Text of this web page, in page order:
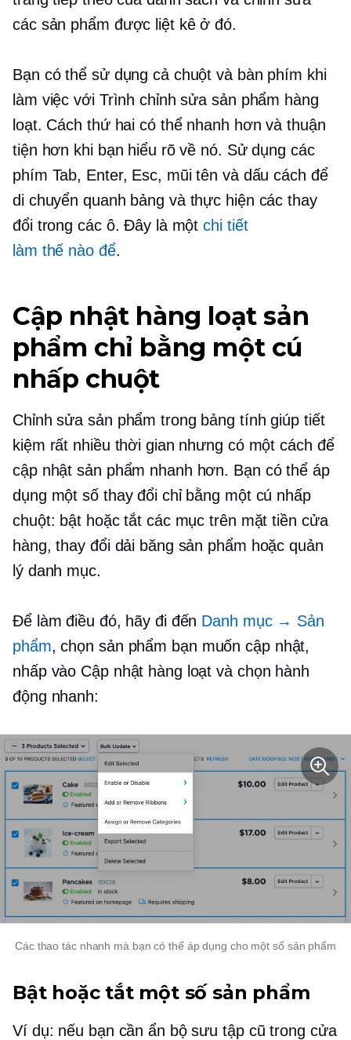
các sản phẩm được liệt kê ở đó.
Bạn có thể sử dụng cả chuột và bàn phím khi
làm việc với Trình chỉnh sửa sản phẩm hàng
loạt. Cách thứ hai có thể nhanh hơn và thuận
tiện hơn khi bạn hiểu rõ về nó. Sử dụng các
phím Tab, Enter, Esc, mũi tên và dấu cách để
di chuyển quanh bảng và thực hiện các thay
đổi trong các ô. Đây là mộtchi tiết
làm thế nào để.
Cập nhật hàng loạt sản
phẩm chỉ bằng một cú
nhấp chuột
Chỉnh sửa sản phẩm trong bảng tính giúp tiết
kiệm rất nhiều thời gian nhưng có một cách để
cập nhật sản phẩm nhanh hơn. Bạn có thể áp
dụng một số thay đổi chỉ bằng một cú nhấp
chuột: bật hoặc tắt các mục trên mặt tiền cửa
hàng, thay đổi dải băng sản phẩm hoặc quản
lý danh mục.
Để làm điều đó, hãy đi đến Danh mục → Sản
phẩm, chọn sản phẩm bạn muốn cập nhật,
nhấp vào Cập nhật hàng loạt và chọn hành
động nhanh:
Các thao tác nhanh mà bạn có thể áp dụng cho một số sản phẩm
Bật hoặc tắt một số sản phẩm
Ví dụ: nếu bạn cần ẩn bộ sưu tập cũ trong cửa